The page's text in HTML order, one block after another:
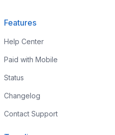
Features
Help Center
Paid with Mobile
Status
Changelog
Contact Support